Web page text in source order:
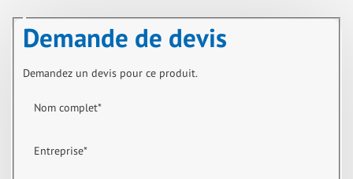
Demande de devis
Demandez un devis pour ce produit.
Nom complet*
Entreprise*